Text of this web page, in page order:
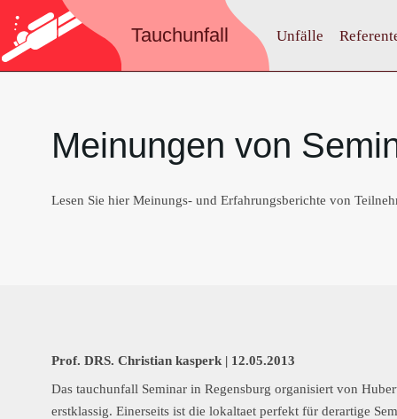
Tauchunfall Unfälle
Meinungen von
Lesen Sie hier Meinungs- und Erfahrungsberichte von
Prof. DRS. Christian kasperk | 12.05.2013
Das tauchunfall Seminar in Regensburg organisiert von
erstklassig. Einerseits ist die lokaltaet perfekt für derartige